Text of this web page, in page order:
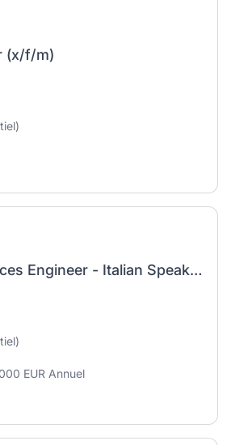
(x/f/m)
Technical Services Engineer - Italian Speaking
EUR Annuel